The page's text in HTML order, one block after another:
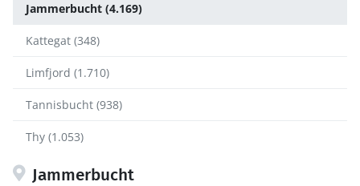
Jammerbucht (4.169)
Kattegat (348)
Limfjord (1.710)
Tannisbucht (938)
Thy (1.053)
Jammerbucht